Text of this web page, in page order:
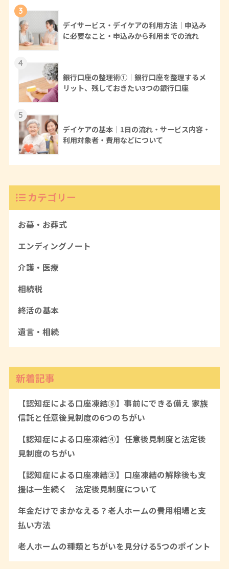
3
デイサービス・デイケアの利用方法｜申込み
に必要なこと・申込みから利用までの流れ
4
銀行口座の整理術①｜銀行口座を整理するメ
リット、残しておきたい3つの銀行口座
5
デイケアの基本｜1日の流れ・サービス内容・
利用対象者・費用などについて
カテゴリー
お墓・お葬式
エンディングノート
介護・医療
相続税
終活の基本
遺言・相続
新着記事
【認知症による口座凍結⑤】事前にできる備え 家族
信託と任意後見制度の6つのちがい
【認知症による口座凍結④】任意後見制度と法定後
見制度のちがい
【認知症による口座凍結③】口座凍結の解除後も支
援は一生続く 法定後見制度について
年金だけでまかなえる？老人ホームの費用相場と支
払い方法
老人ホームの種類とちがいを見分ける5つのポイント